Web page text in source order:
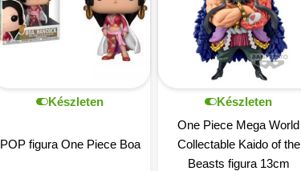
Készleten
POP figura One Piece Boa
Készleten
One Piece Mega World
Collectable Kaido of the
Beasts figura 13cm